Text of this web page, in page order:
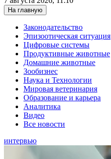
На главную
Законодательство
Эпизоотическая ситуация
Цифровые системы
Продуктивные животные
Домашние животные
Зообизнес
Наука и Технологии
Мировая ветеринария
Образование и карьера
Аналитика
Видео
Все новости
интервью